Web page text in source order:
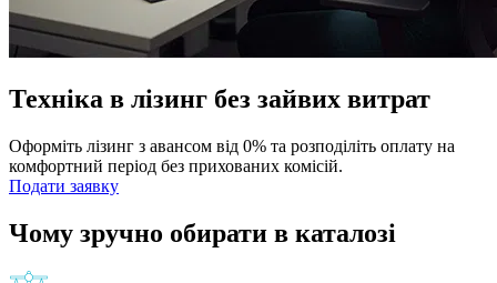
Техніка в лізинг без зайвих витрат
Оформіть лізинг з авансом від 0% та розподіліть оплату на
комфортний період без прихованих комісій.
Подати заявку
Чому зручно обирати в каталозі